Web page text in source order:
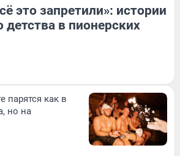
это запретили»: истории
детства в пионерских
парятся как в
но на